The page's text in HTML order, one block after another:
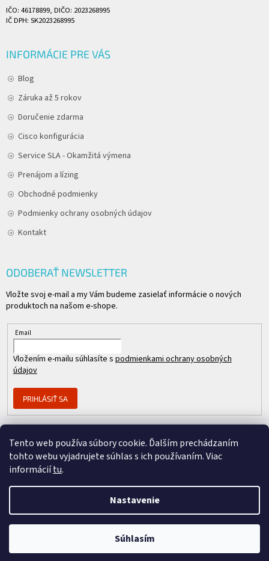
Tento web používa súbory cookie. Ďalším prechádzaním
tohto webu vyjadrujete súhlas s ich používaním. Viac
informáciítu.
Nastavenie
Súhlasím
IČO: 46178899, DIČO: 2023268995
IČ DPH: SK2023268995
INFORMÁCIE PRE VÁS
Blog
Záruka až 5 rokov
Doručenie zdarma
Cisco konfigurácia
Service SLA - Okamžitá výmena
Prenájom a lízing
Obchodné podmienky
Podmienky ochrany osobných údajov
Kontakt
ODOBERAŤ NEWSLETTER
Vložte svoj e-mail a my Vám budeme zasielať informácie o nových
produktoch na našom e-shope.
Email
Vložením e-mailu súhlasíte s podmienkami ochrany osobných
údajov
PRIHLÁSIŤ SA
Vytvoril Shoptet Premium
Člen skupiny
REPASOVANÉ CISCO. Všetky práva vyhradené.